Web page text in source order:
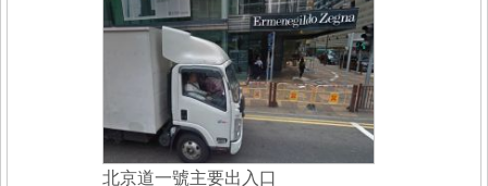
北京道一號主要出入口